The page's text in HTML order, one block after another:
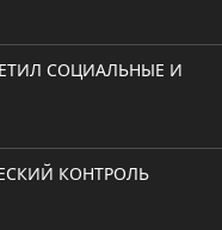
СОЦИАЛЬНЫЕ И
КОНТРОЛЬ